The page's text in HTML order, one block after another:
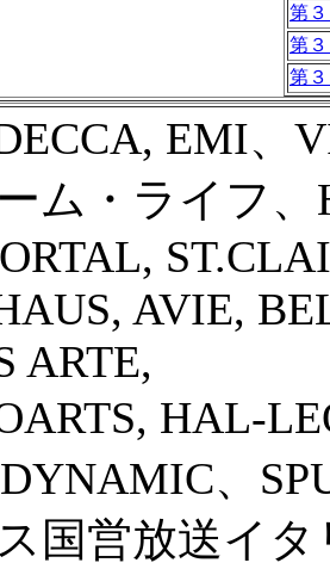
第
第
第
EMI、
ム・ライフ
AVIE,
ARTE,
HAL-
、
国営放送イ